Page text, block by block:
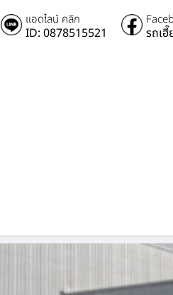
แอดไลน์ คลิก
ID: 0878515521 รถเ